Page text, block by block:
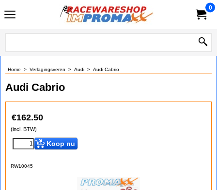
0
Home > Verlagingsveren > Audi > Audi Cabrio
Audi Cabrio
€162.50
(incl. BTW)
Koop nu
RW10045